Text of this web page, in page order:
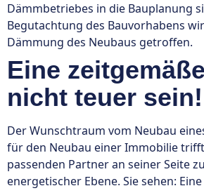
Dämmbetriebes in die Bauplanung
Begutachtung des Bauvorhabens
Dämmung des Neubaus getroffen.
Eine
nicht teuer sein!
Der Wunschtraum vom Neubau
für den Neubau einer Immobilie
passenden Partner an seiner Seite
energetischer Ebene. Sie sehen: